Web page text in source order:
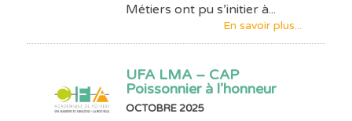
Métiers ont pu s’initier à...
En savoir plus...
UFA LMA – CAP
Poissonnier à l’honneur
OCTOBRE 2025